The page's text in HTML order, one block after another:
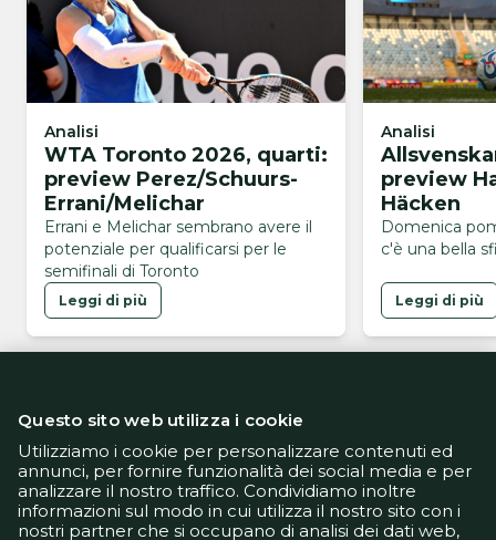
Analisi
WTA Toronto 2026, quarti:
preview Perez/Schuurs-
Errani/Melichar
Errani e Melichar sembrano avere il
potenziale per qualificarsi per le
semifinali di Toronto
Leggi di più
Analisi
preview
Häcken
Domenica
c'è una bella
Leggi di più
Informativa Privacy
Informativa Cookie
Questo sito web utilizza i cookie
Utilizziamo i cookie per personalizzare contenuti ed
annunci, per fornire funzionalità dei social media e per
analizzare il nostro traffico. Condividiamo inoltre
informazioni sul modo in cui utilizza il nostro sito con i
nostri partner che si occupano di analisi dei dati web,